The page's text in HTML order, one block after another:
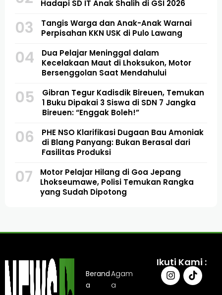
Hadapi SD IT Anak Shalih di GSI 2026
03
Tangis Warga dan Anak-Anak Warnai
Perpisahan KKN USK di Pulo Lawang
04
Dua Pelajar Meninggal dalam
Kecelakaan Maut di Lhoksukon, Motor
Bersenggolan Saat Mendahului
05
Gibran Tegur Kadisdik Bireuen, Temukan
1 Buku Dipakai 3 Siswa di SDN 7 Jangka
Bireuen: “Enggak Boleh!”
06
PHE NSO Klarifikasi Dugaan Bau Amoniak
di Blang Panyang: Bukan Berasal dari
Fasilitas Produksi
07
Motor Pelajar Hilang di Goa Jepang
Lhokseumawe, Polisi Temukan Rangka
yang Sudah Dipotong
Berand
a
Agam
a
Ikuti Kami :